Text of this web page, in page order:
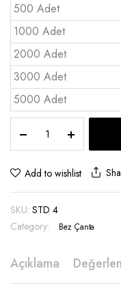
500 Adet
1000 Adet
2000 Adet
3000 Adet
5000 Adet
Ham
Bez
Çanta
Baskı
38x42
-
4
quantity
Add to wishlist
SKU: STD 4
Category:
Bez Çanta
Açıklama